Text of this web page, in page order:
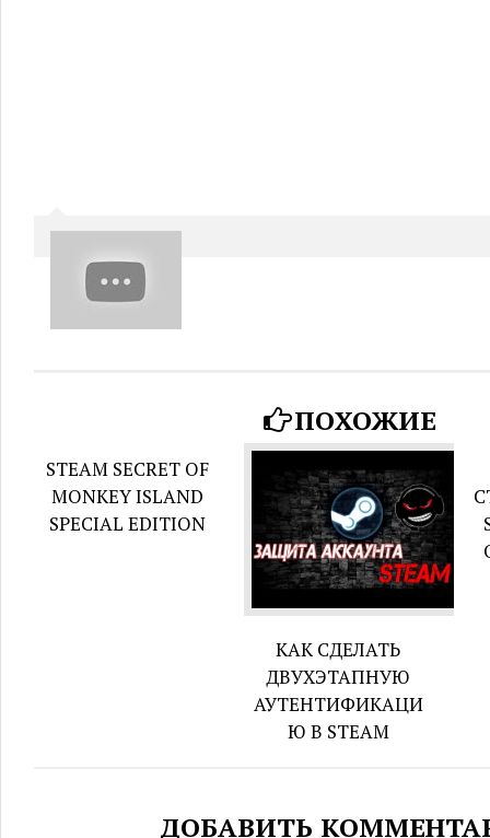
ПОХОЖИЕ
STEAM SECRET OF
MONKEY ISLAND
SPECIAL EDITION
КАК СДЕЛАТЬ
ДВУХЭТАПНУЮ
АУТЕНТИФИКАЦИ
Ю В STEAM
ДОБАВИТЬ